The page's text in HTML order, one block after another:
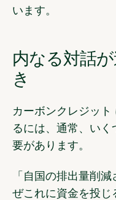
います。
内なる対話
き
カーボンクレジッ
るには、通常、い
要があります。
「自国の排出量削
ぜこれに資金を投じ